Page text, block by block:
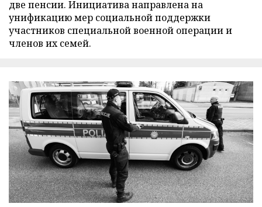
две пенсии. Инициатива направлена на
унификацию мер социальной поддержки
участников специальной военной операции и
членов их семей.